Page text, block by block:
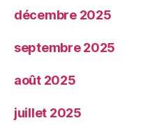
décembre 2025
septembre 2025
août 2025
juillet 2025